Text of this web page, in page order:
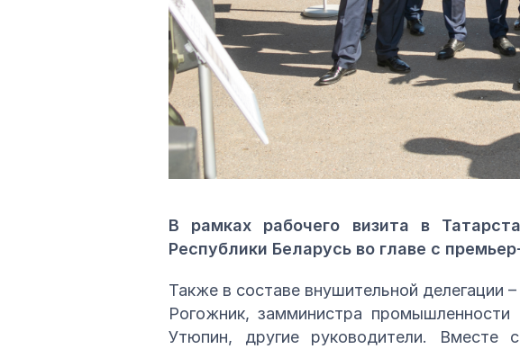
В рамках рабочего визита в
Республики Беларусь во главе с
Также в составе внушительной
Рогожник, замминистра
Утюпин, другие руководители. Вместе